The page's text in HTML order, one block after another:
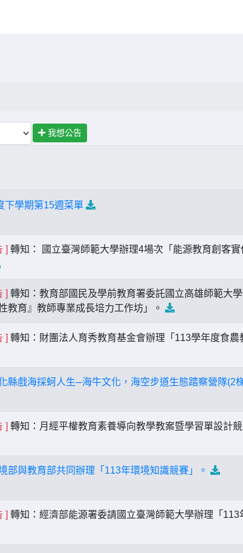
我想公告
下學期第15週菜單
] 轉知： 國立臺灣師範大學辦理4場次「能源教育創客
] 轉知：教育部國民及學前教育署委託國立高雄師範大
教育』教師專業成長培力工作坊」。
] 轉知：財團法人育秀教育基金會辦理「113學年度食農
縣戲海採蚵人生─海牛文化，海空步道生態踏察營隊(2
] 轉知：月經平權教育素養導向教學教案暨學習單設計
部與教育部共同辦理「113年環境知識競賽」。
] 轉知：經濟部能源署委請國立臺灣師範大學辦理「